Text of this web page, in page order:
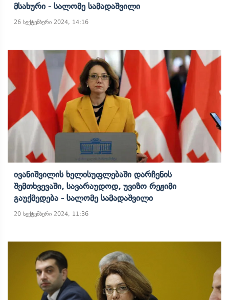
Მსახური - Სალომე Სამადაშვილი
26 სექტემბერი 2024, 14:16
Ივანიშვილის Ხელისუფლებაში Დარჩენის
Შემთხვევაში, Სავარაუდოდ, Უვიზო Რეჟიმი
Გაუქმედება - Სალომე Სამადაშვილი
20 სექტემბერი 2024, 11:36